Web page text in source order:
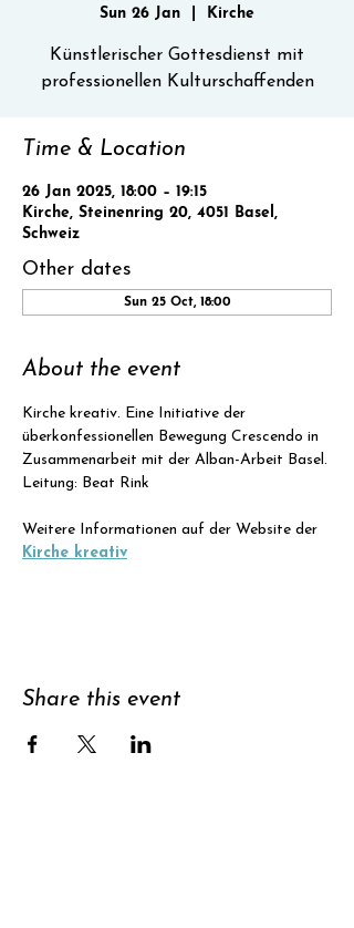
Sun 26 Jan Kirche
Künstlerischer Gottesdienst mit
professionellen Kulturschaffenden
Time & Location
26 Jan 2025, 18:00 – 19:15
Kirche, Steinenring 20, 4051 Basel,
Schweiz
Other dates
Sun 25 Oct, 18:00
About the event
Kirche kreativ. Eine Initiative der
überkonfessionellen Bewegung Crescendo in
Zusammenarbeit mit der Alban-Arbeit Basel.
Leitung: Beat Rink
Weitere Informationen auf der Website der
Kirche kreativ
Share this event